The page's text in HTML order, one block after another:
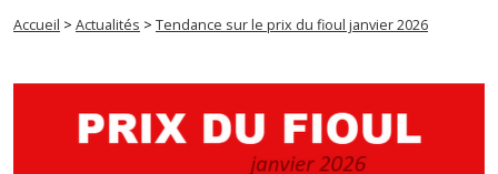
Accueil > Actualités > Tendance sur le prix du fioul janvier 2026